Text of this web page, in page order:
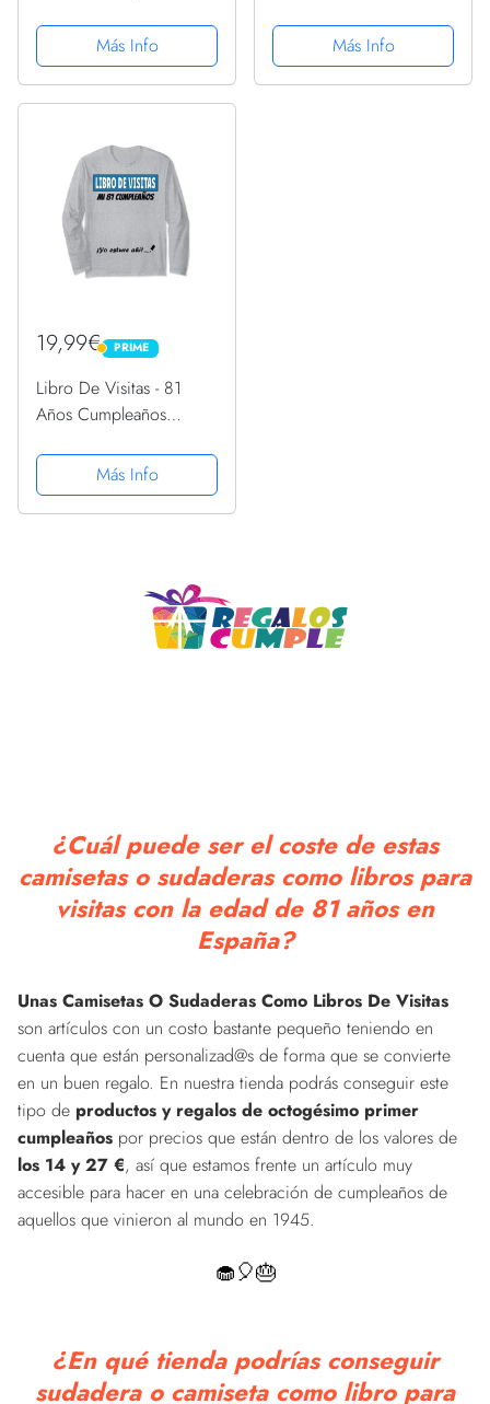
Camiseta Cuello V
Más Info
cumpleaños Manga
Larga
Más Info
19,99€ PRIME
PRIME
Libro De Visitas - 81
Años Cumpleaños
Manga LargaMás Info
¿Cuál puede ser el coste de estas
camisetas o sudaderas como libros para
visitas con la edad de 81 años en
España?
Unas Camisetas O Sudaderas Como Libros De Visitas
son artículos con un costo bastante pequeño teniendo en
cuenta que están personalizad@s de forma que se convierte
en un buen regalo. En nuestra tienda podrás conseguir este
tipo de productos y regalos de octogésimo primer
cumpleaños por precios que están dentro de los valores de
los 14 y 27 €, así que estamos frente un artículo muy
accesible para hacer en una celebración de cumpleaños de
aquellos que vinieron al mundo en 1945.
🧁🎈🎂
¿En qué tienda podrías conseguir
sudadera o camiseta como libro para